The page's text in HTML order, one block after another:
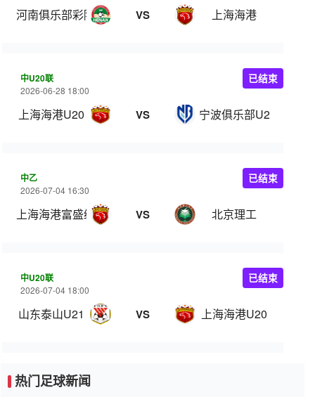
河南俱乐部彩陶坊 VS 上海海港
中U20联
2026-06-28 18:00
上海海港U20 VS 宁波俱乐部U20
已结束
中乙
2026-07-04 16:30
上海海港富盛经开 VS 北京理工
已结束
中U20联
2026-07-04 18:00
山东泰山U21 VS 上海海港U20
已结束
热门足球新闻